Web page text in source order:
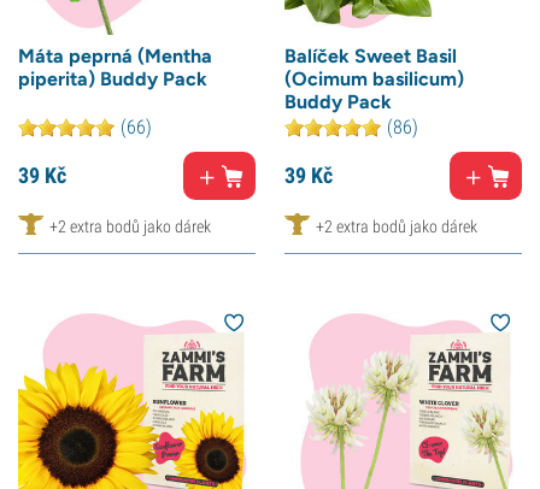
Máta peprná (Mentha
piperita) Buddy Pack
(66)
39 Kč
+2 extra bodů jako dárek
Balíček Sweet Basil
(Ocimum basilicum)
Buddy Pack
(86)
39 Kč
+2 extra bodů jako dárek